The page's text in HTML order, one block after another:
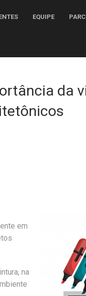
EQUIPE
da
em
na